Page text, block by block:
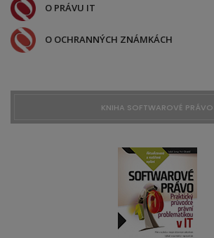
O PRÁVU IT
O OCHRANNÝCH ZNÁMKÁCH
KNIHA SOFTWAROVÉ PRÁVO